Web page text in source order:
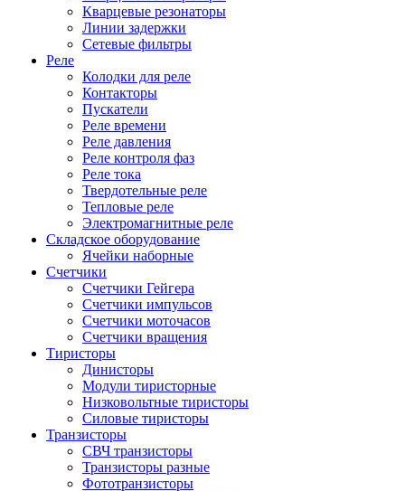
Кварцевые резонаторы
Линии задержки
Сетевые фильтры
Реле
Колодки для реле
Контакторы
Пускатели
Реле времени
Реле давления
Реле контроля фаз
Реле тока
Твердотельные реле
Тепловые реле
Электромагнитные реле
Складское оборудование
Ячейки наборные
Счетчики
Счетчики Гейгера
Счетчики импульсов
Счетчики моточасов
Счетчики вращения
Тиристоры
Динисторы
Модули тиристорные
Низковольтные тиристоры
Силовые тиристоры
Транзисторы
СВЧ транзисторы
Транзисторы разные
Фототранзисторы